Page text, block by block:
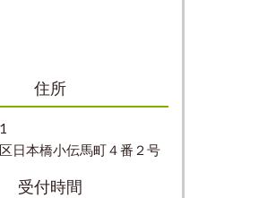
住所
日本橋小伝馬町４番２号
受付時間